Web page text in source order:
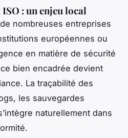
: un enjeu local
nombreuses entreprises
européennes ou
en matière de sécurité
bien encadrée devient
La traçabilité des
les sauvegardes
naturellement dans